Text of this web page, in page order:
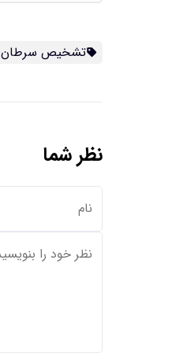
تشخیص سرطان
نظر شما